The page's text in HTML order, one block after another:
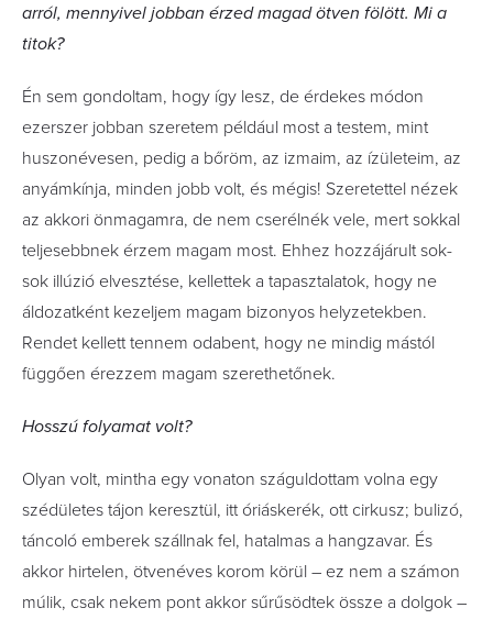
arról, mennyivel jobban érzed magad ötven fölött. Mi a
titok?
Én sem gondoltam, hogy így lesz, de érdekes módon
ezerszer jobban szeretem például most a testem, mint
huszonévesen, pedig a bőröm, az izmaim, az ízületeim, az
anyámkínja, minden jobb volt, és mégis! Szeretettel nézek
az akkori önmagamra, de nem cserélnék vele, mert sokkal
teljesebbnek érzem magam most. Ehhez hozzájárult sok-
sok illúzió elvesztése, kellettek a tapasztalatok, hogy ne
áldozatként kezeljem magam bizonyos helyzetekben.
Rendet kellett tennem odabent, hogy ne mindig mástól
függően érezzem magam szerethetőnek.
Hosszú folyamat volt?
Olyan volt, mintha egy vonaton száguldottam volna egy
szédületes tájon keresztül, itt óriáskerék, ott cirkusz; bulizó,
táncoló emberek szállnak fel, hatalmas a hangzavar. És
akkor hirtelen, ötvenéves korom körül – ez nem a számon
múlik, csak nekem pont akkor sűrűsödtek össze a dolgok –